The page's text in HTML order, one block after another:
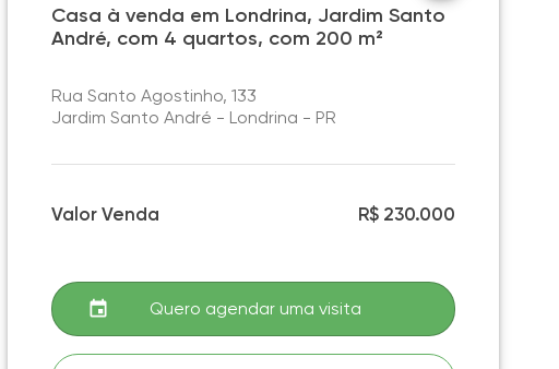
Casa à venda em Londrina, Jardim Santo
André, com 4 quartos, com 200 m²
Rua Santo Agostinho, 133
Jardim Santo André - Londrina - PR
Valor Venda R$ 230.000
Quero agendar uma visita